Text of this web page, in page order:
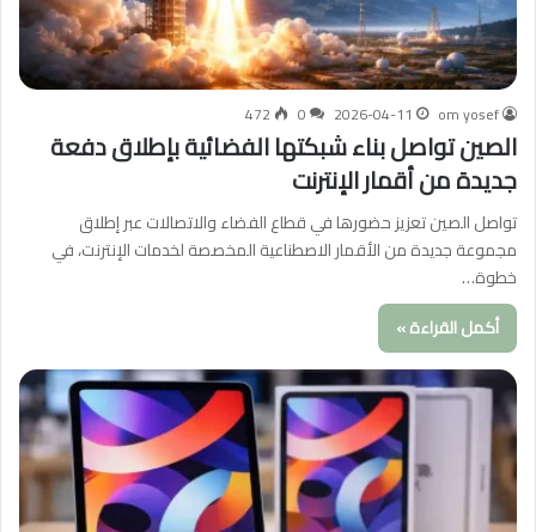
om yosef
2026-04-11
0
472
الصين تواصل بناء شبكتها الفضائية بإطلاق دفعة
جديدة من أقمار الإنترنت
تواصل الصين تعزيز حضورها في قطاع الفضاء والاتصالات عبر إطلاق
مجموعة جديدة من الأقمار الاصطناعية المخصصة لخدمات الإنترنت، في
خطوة…
أكمل القراءة »